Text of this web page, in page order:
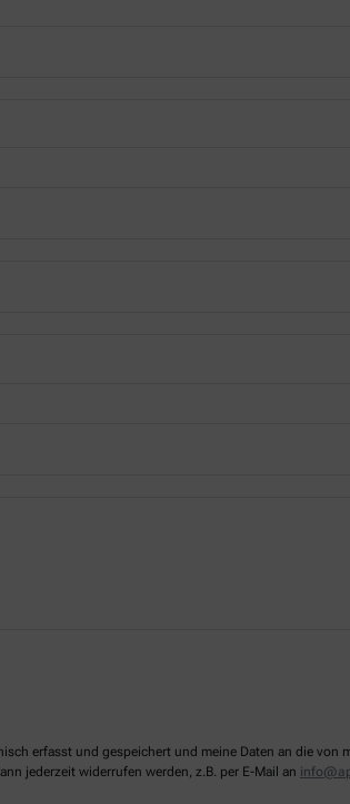
erfasst und gespeichert und meine Daten an die von
jederzeit widerrufen werden, z.B. per E-Mail an